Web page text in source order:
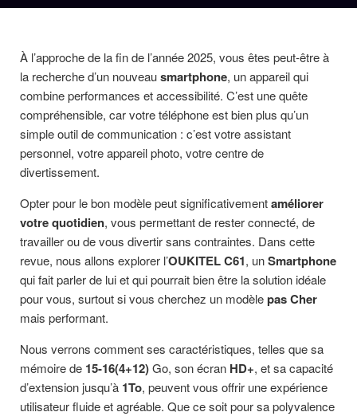
À l’approche de la fin de l’année 2025, vous êtes peut-être à
la recherche d’un nouveausmartphone, un appareil qui
combine performances et accessibilité. C’est une quête
compréhensible, car votre téléphone est bien plus qu’un
simple outil de communication : c’est votre assistant
personnel, votre appareil photo, votre centre de
divertissement.
Opter pour le bon modèle peut significativementaméliorer
votre quotidien, vous permettant de rester connecté, de
travailler ou de vous divertir sans contraintes. Dans cette
revue, nous allons explorer l’OUKITEL C61, unSmartphone
qui fait parler de lui et qui pourrait bien être la solution idéale
pour vous, surtout si vous cherchez un modèlepas Cher
mais performant.
Nous verrons comment ses caractéristiques, telles que sa
mémoire de 15-16(4+12)Go, son écran HD+, et sa capacité
d’extension jusqu’à 1To, peuvent vous offrir une expérience
utilisateur fluide et agréable. Que ce soit pour sa polyvalence